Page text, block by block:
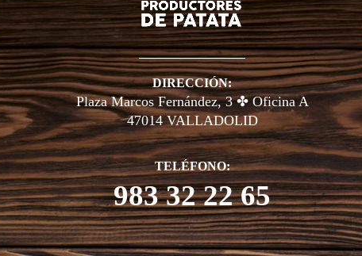
DIRECCIÓN:
Plaza Marcos Fernández, 3 ✤ Oficina A
47014 VALLADOLID
TELÉFONO:
983 32 22 65